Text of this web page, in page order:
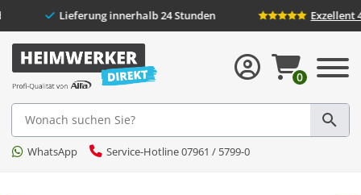
& Rückversand Lieferung innerhalb 24 Stunden
Suche
WhatsApp Service-Hotline 07961 / 5799-0
0